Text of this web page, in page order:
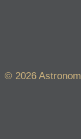
© 2026